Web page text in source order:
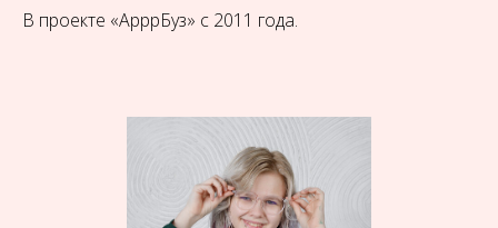
В проекте «АрррБуз» с 2011 года.